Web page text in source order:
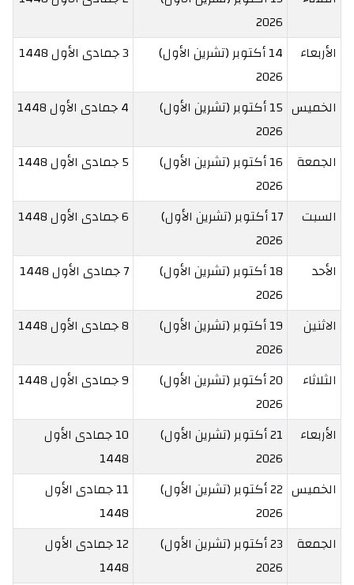
2026
الأربعاء
14 أكتوبر (تشرين الأول)
2026
3 جمادى الأول 1448
الخميس
15 أكتوبر (تشرين الأول)
2026
4 جمادى الأول 1448
الجمعة
16 أكتوبر (تشرين الأول)
2026
5 جمادى الأول 1448
السبت
17 أكتوبر (تشرين الأول)
2026
6 جمادى الأول 1448
الأحد
18 أكتوبر (تشرين الأول)
2026
7 جمادى الأول 1448
الاثنين
19 أكتوبر (تشرين الأول)
2026
8 جمادى الأول 1448
الثلاثاء
20 أكتوبر (تشرين الأول)
2026
9 جمادى الأول 1448
الأربعاء
21 أكتوبر (تشرين الأول)
2026
10 جمادى الأول
1448
الخميس
22 أكتوبر (تشرين الأول)
2026
11 جمادى الأول
1448
الجمعة
23 أكتوبر (تشرين الأول)
2026
12 جمادى الأول
1448